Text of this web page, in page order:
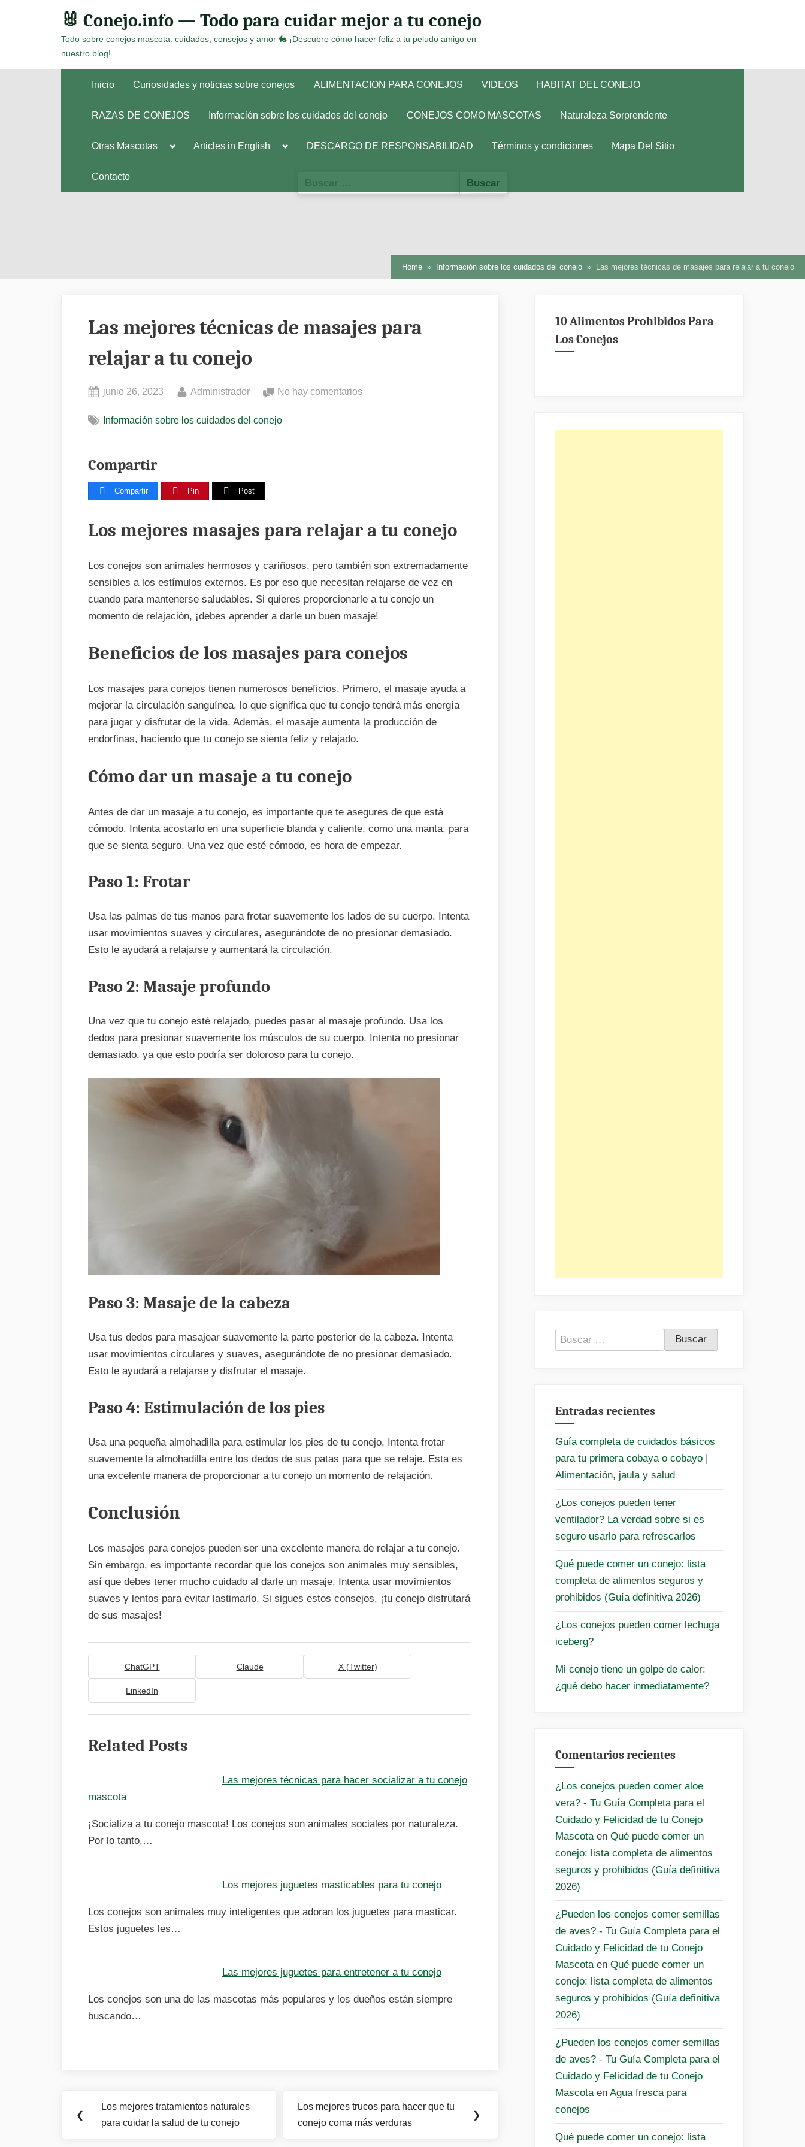
🐰 Conejo.info — Todo para cuidar mejor a tu conejo
Todo sobre conejos mascota: cuidados, consejos y amor 🐇 ¡Descubre cómo hacer feliz a tu peludo amigo en
nuestro blog!
Inicio Curiosidades y noticias sobre conejos ALIMENTACION PARA CONEJOS VIDEOS HABITAT DEL CONEJO
RAZAS DE CONEJOS Información sobre los cuidados del conejo CONEJOS COMO MASCOTAS Naturaleza Sorprendente
Otras Mascotas
Toggle
Toggle
Articles in English
ToggleDESCARGO DE RESPONSABILIDAD Términos y condiciones Mapa Del Sitio
Contacto
Home Información sobre los cuidados del conejo Las mejores técnicas de masajes para relajar a tu conejo
Las mejores técnicas de masajes para
relajar a tu conejo
Posted
junio 26, 2023 By
Administrador No hay comentarios
tu
Información sobre los cuidados del conejo
Compartir
Compartir Pin Post
Los mejores masajes para relajar a tu conejo
Los conejos son animales hermosos y cariñosos, pero también son extremadamente
sensibles a los estímulos externos. Es por eso que necesitan relajarse de vez en
cuando para mantenerse saludables. Si quieres proporcionarle a tu conejo un
momento de relajación, ¡debes aprender a darle un buen masaje!
Beneficios de los masajes para conejos
Los masajes para conejos tienen numerosos beneficios. Primero, el masaje ayuda a
mejorar la circulación sanguínea, lo que significa que tu conejo tendrá más energía
para jugar y disfrutar de la vida. Además, el masaje aumenta la producción de
endorfinas, haciendo que tu conejo se sienta feliz y relajado.
Cómo dar un masaje a tu conejo
Antes de dar un masaje a tu conejo, es importante que te asegures de que está
cómodo. Intenta acostarlo en una superficie blanda y caliente, como una manta, para
que se sienta seguro. Una vez que esté cómodo, es hora de empezar.
Paso 1: Frotar
Usa las palmas de tus manos para frotar suavemente los lados de su cuerpo. Intenta
usar movimientos suaves y circulares, asegurándote de no presionar demasiado.
Esto le ayudará a relajarse y aumentará la circulación.
Paso 2: Masaje profundo
Una vez que tu conejo esté relajado, puedes pasar al masaje profundo. Usa los
dedos para presionar suavemente los músculos de su cuerpo. Intenta no presionar
demasiado, ya que esto podría ser doloroso para tu conejo.
Paso 3: Masaje de la cabeza
Usa tus dedos para masajear suavemente la parte posterior de la cabeza. Intenta
usar movimientos circulares y suaves, asegurándote de no presionar demasiado.
Esto le ayudará a relajarse y disfrutar el masaje.
Paso 4: Estimulación de los pies
Usa una pequeña almohadilla para estimular los pies de tu conejo. Intenta frotar
suavemente la almohadilla entre los dedos de sus patas para que se relaje. Esta es
una excelente manera de proporcionar a tu conejo un momento de relajación.
Conclusión
Los masajes para conejos pueden ser una excelente manera de relajar a tu conejo.
Sin embargo, es importante recordar que los conejos son animales muy sensibles,
así que debes tener mucho cuidado al darle un masaje. Intenta usar movimientos
suaves y lentos para evitar lastimarlo. Si sigues estos consejos, ¡tu conejo disfrutará
de sus masajes!
ChatGPT Claude X (Twitter)
LinkedIn
Related Posts
Las mejores técnicas para hacer socializar a tu conejo
mascota
¡Socializa a tu conejo mascota! Los conejos son animales sociales por naturaleza.
Por lo tanto,…
Los mejores juguetes masticables para tu conejo
Los conejos son animales muy inteligentes que adoran los juguetes para masticar.
Estos juguetes les…
Las mejores juguetes para entretener a tu conejo
Los conejos son una de las mascotas más populares y los dueños están siempre
buscando…
Navegación
de❮
Previous
Post:
Los mejores tratamientos naturales
para cuidar la salud de tu conejo
Next
Post:
Los mejores trucos para hacer que tu
conejo coma más verduras
❯
10 Alimentos Prohibidos Para
Los Conejos
Buscar:
Entradas recientes
Guía completa de cuidados básicos
para tu primera cobaya o cobayo |
Alimentación, jaula y salud
¿Los conejos pueden tener
ventilador? La verdad sobre si es
seguro usarlo para refrescarlos
Qué puede comer un conejo: lista
completa de alimentos seguros y
prohibidos (Guía definitiva 2026)
¿Los conejos pueden comer lechuga
iceberg?
Mi conejo tiene un golpe de calor:
¿qué debo hacer inmediatamente?
Comentarios recientes
¿Los conejos pueden comer aloe
vera? - Tu Guía Completa para el
Cuidado y Felicidad de tu Conejo
Mascota en Qué puede comer un
conejo: lista completa de alimentos
seguros y prohibidos (Guía definitiva
2026)
¿Pueden los conejos comer semillas
de aves? - Tu Guía Completa para el
Cuidado y Felicidad de tu Conejo
Mascota en Qué puede comer un
conejo: lista completa de alimentos
seguros y prohibidos (Guía definitiva
2026)
¿Pueden los conejos comer semillas
de aves? - Tu Guía Completa para el
Cuidado y Felicidad de tu Conejo
Mascota en Agua fresca para
conejos
Qué puede comer un conejo: lista